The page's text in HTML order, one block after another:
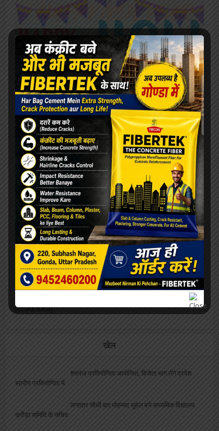
[covid-data]
खेल
शतरंज प्रतियोगिता आयोजित, विजेता भाग लेंगे प्रदेश
स्तरीय प्रतियोगिता में
लगातार चौथी बार मोहम्मद सुहेल बने माध्यमिक विद्यालय
क्रीड़ा समिति के सचिव